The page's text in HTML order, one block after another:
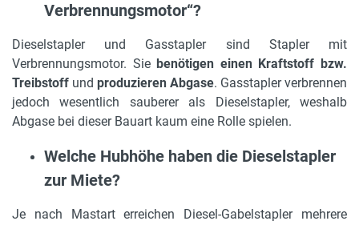
Verbrennungsmotor“?
Dieselstapler und Gasstapler sind Stapler mit
Verbrennungsmotor. Siebenötigen einen Kraftstoff bzw.
Treibstoff und produzieren Abgase. Gasstapler verbrennen
jedoch wesentlich sauberer als Dieselstapler, weshalb
Abgase bei dieser Bauart kaum eine Rolle spielen.
Welche Hubhöhe haben die Dieselstapler
zur Miete?
Je nach Mastart erreichen Diesel-Gabelstapler mehrere